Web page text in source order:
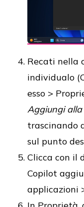
Recati nella
individualo
esso >
Aggiungi
trascinando
sul punto
Clicca con il
Copilot
applicazioni